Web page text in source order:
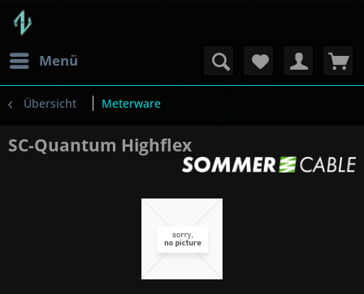
Menü
Übersicht Meterware
SC-Quantum Highflex